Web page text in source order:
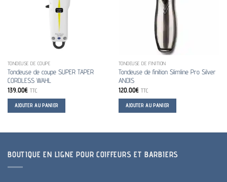
TONDEUSE DE COUPE
Tondeuse de coupe SUPER TAPER
CORDLESS WAHL
139.00€ TTC
AJOUTER AU PANIER
TONDEUSE DE FINITION
Tondeuse de finition Slimline Pro Silver
ANDIS
120.00€ TTC
AJOUTER AU PANIER
BOUTIQUE EN LIGNE POUR COIFFEURS ET BARBIERS